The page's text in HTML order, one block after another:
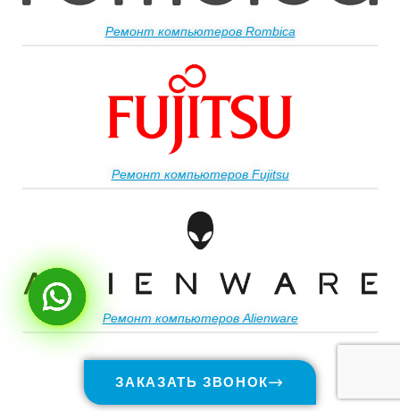
Ремонт компьютеров Rombica
Ремонт компьютеров Fujitsu
Ремонт компьютеров Alienware
ЗАКАЗАТЬ ЗВОНОК